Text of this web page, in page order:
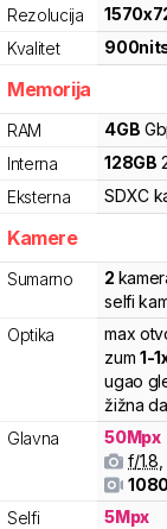
Rezolucija
1570x
Kvalitet
900
Memorija
RAM 4GB
Interna
128GB
Eksterna
SDXC
Kamere
Sumarno 2
selfi
Optika
max
zum1-1
ugao
žižna
Glavna
50Mpx
f/1.8
Selfi
5Mpx